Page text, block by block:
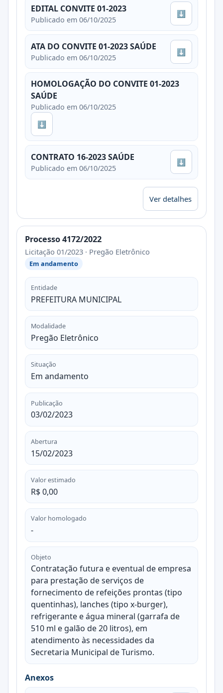
EDITAL CONVITE 01-2023
Publicado em 06/10/2025
⬇
ATA DO CONVITE 01-2023 SAÚDE
Publicado em 06/10/2025
⬇
HOMOLOGAÇÃO DO CONVITE 01-2023
SAÚDE
Publicado em 06/10/2025
⬇
CONTRATO 16-2023 SAÚDE
Publicado em 06/10/2025
⬇
Ver detalhes
Processo 4172/2022
Licitação 01/2023 · Pregão Eletrônico
Em andamento
Entidade
PREFEITURA MUNICIPAL
Modalidade
Pregão Eletrônico
Situação
Em andamento
Publicação
03/02/2023
Abertura
15/02/2023
Valor estimado
R$ 0,00
Valor homologado
-
Objeto
Contratação futura e eventual de empresa
para prestação de serviços de
fornecimento de refeições prontas (tipo
quentinhas), lanches (tipo x-burger),
refrigerante e água mineral (garrafa de
510 ml e galão de 20 litros), em
atendimento às necessidades da
Secretaria Municipal de Turismo.
Anexos